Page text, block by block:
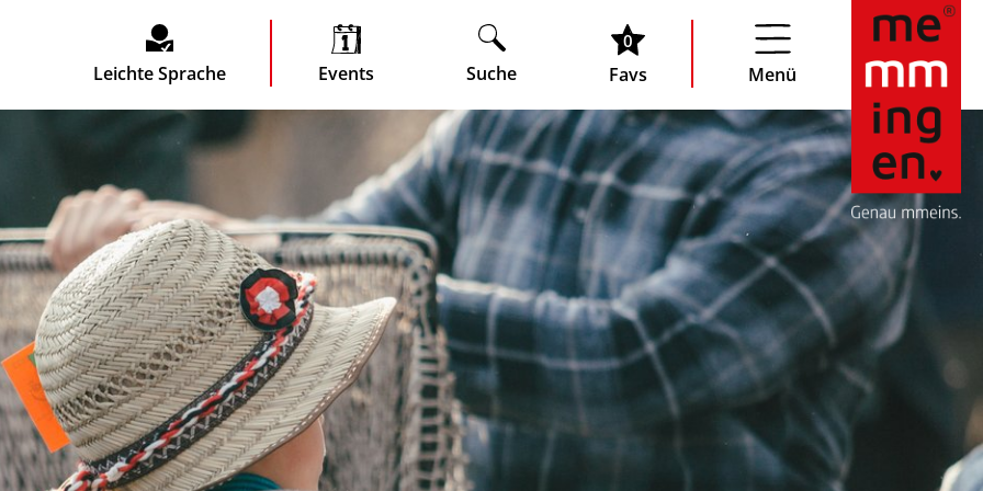
Menü
Leichte Sprache Events Suche
0
Favs